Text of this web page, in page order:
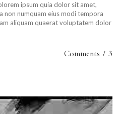
ipsum quia dolor sit amet,
non numquam eius modi tempora
aliquam quaerat voluptatem dolor
Comments / 3